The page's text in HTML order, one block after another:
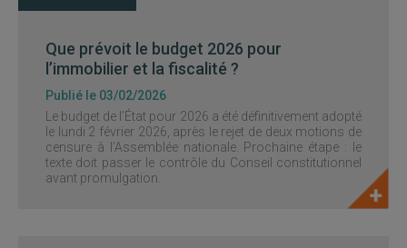
Que prévoit le budget 2026 pour
l’immobilier et la fiscalité ?
Publié le 03/02/2026
Le budget de l’État pour 2026 a été définitivement adopté
le lundi 2 février 2026, après le rejet de deux motions de
censure à l’Assemblée nationale. Prochaine étape : le
texte doit passer le contrôle du Conseil constitutionnel
avant promulgation.